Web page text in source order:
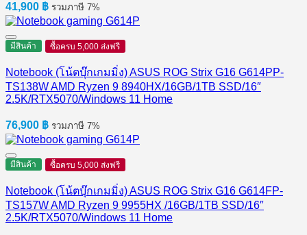
41,900 ฿ รวมภาษี 7%
มีสินค้า ซื้อครบ 5,000 ส่งฟรี
Notebook (โน้ตบุ๊กเกมมิ่ง) ASUS ROG Strix G16 G614PP-
TS138W AMD Ryzen 9 8940HX/16GB/1TB SSD/16″
2.5K/RTX5070/Windows 11 Home
76,900 ฿ รวมภาษี 7%
มีสินค้า ซื้อครบ 5,000 ส่งฟรี
Notebook (โน้ตบุ๊กเกมมิ่ง) ASUS ROG Strix G16 G614FP-
TS157W AMD Ryzen 9 9955HX /16GB/1TB SSD/16″
2.5K/RTX5070/Windows 11 Home